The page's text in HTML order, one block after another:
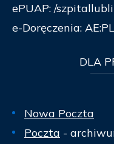
ePUAP: /
e-Doręczenia:
DLA
Nowa Poczta
Poczta -